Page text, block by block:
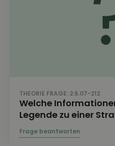
THEORIE FRAGE: 2.6.07-212
Welche
Legende zu einer